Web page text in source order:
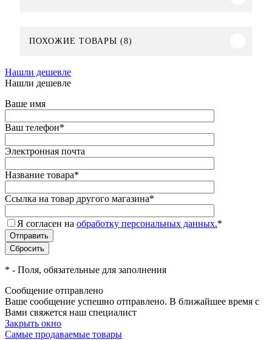
ПОХОЖИЕ ТОВАРЫ (8)
Нашли дешевле
Нашли дешевле
Ваше имя
Ваш телефон*
Электронная почта
Название товара*
Ссылка на товар другого магазина*
Я согласен на обработку персональных данных.*
* - Поля, обязательные для заполнения
Сообщение отправлено
Ваше сообщение успешно отправлено. В ближайшее время с
Вами свяжется наш специалист
Закрыть окно
Самые продаваемые товары